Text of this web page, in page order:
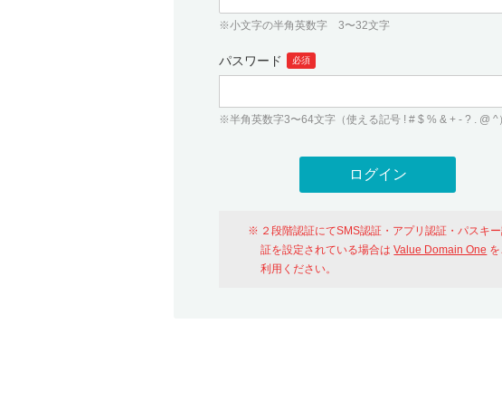
※小文字の半角英数字 3〜32文字
パスワード 必須
※半角英数字3〜64文字（使える記号 ! # $ % & + - ? . @ ^）
２段階認証にてSMS認証・アプリ認証・パスキ
証を設定されている場合はValue Domain One
利用ください。